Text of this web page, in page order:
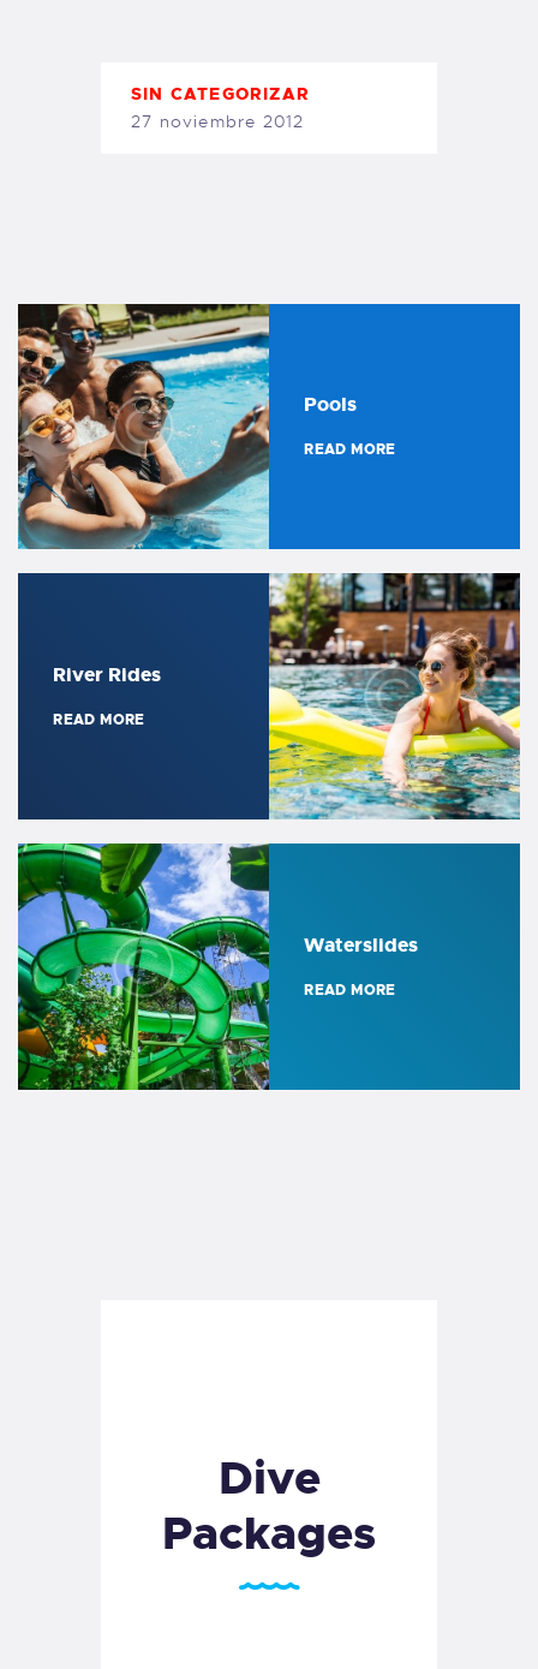
PEDIDOS
SIN CATEGORIZAR
27 noviembre 2012
Pools
READ MORE
River Rides
READ MORE
Waterslides
READ MORE
Dive
Packages